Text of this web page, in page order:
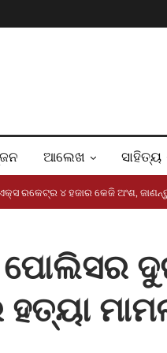
ଆଲେଖ ସାହିତ୍ୟ
ରକେଟ୍‌ର ୪ ହଜାର କେଜି ଅଂଶ,
ପୋଲିସର